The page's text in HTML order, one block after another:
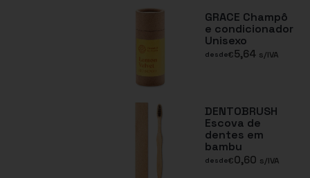
GRACE Champô
e condicionador
Unisexo
desde€5,64 s/IVA
DENTOBRUSH
Escova de
dentes em
bambu
desde€0,60 s/IVA